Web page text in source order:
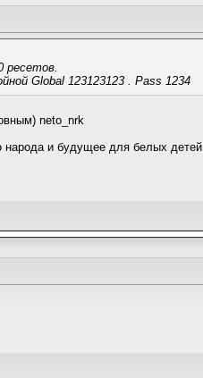
ресетов.
Global 123123123 . Pass 1234
neto_nrk
и будущее для белых детей